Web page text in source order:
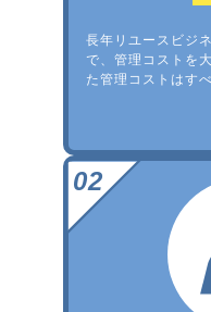
長年リユースビジ
で、管理コストを
た管理コストはす